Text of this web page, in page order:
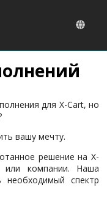
для X-Cart, но
вашу мечту.
решение на X-
или компании. Наша
необходимый спектр